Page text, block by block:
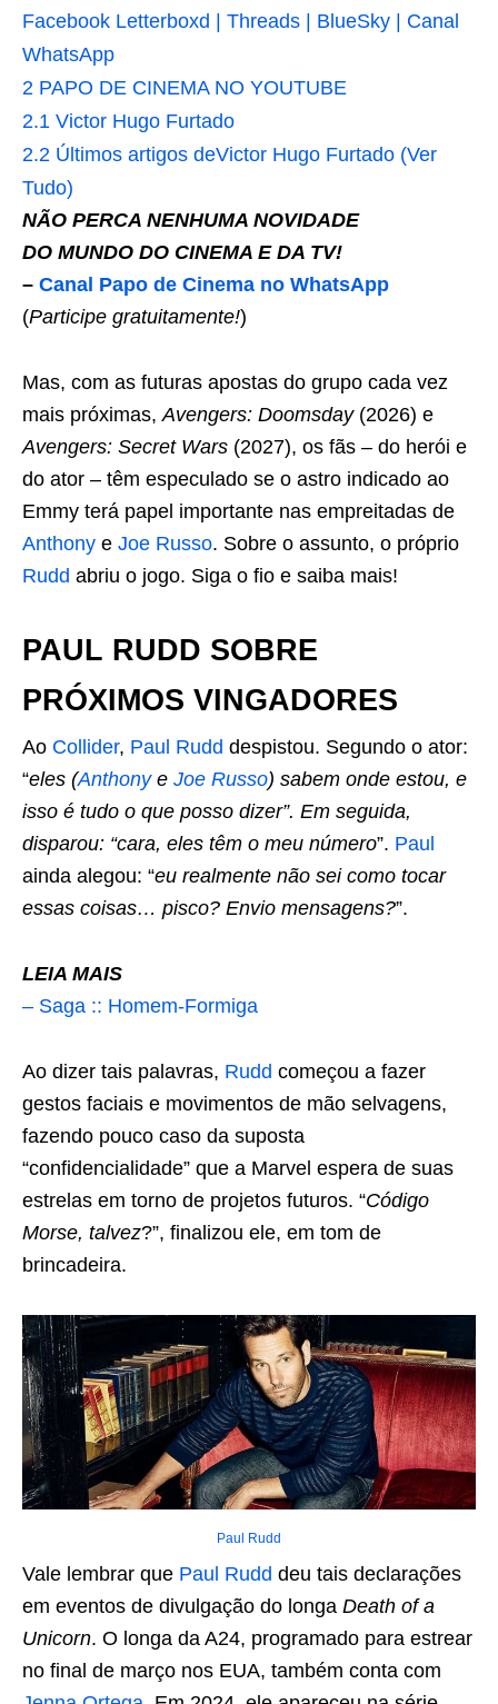
Facebook Letterboxd | Threads | BlueSky | Canal
WhatsApp
2 PAPO DE CINEMA NO YOUTUBE
2.1 Victor Hugo Furtado
2.2 Últimos artigos deVictor Hugo Furtado (Ver
Tudo)
NÃO PERCA NENHUMA NOVIDADE
DO MUNDO DO CINEMA E DA TV!
– Canal Papo de Cinema no WhatsApp
(Participe gratuitamente!)
Mas, com as futuras apostas do grupo cada vez
mais próximas,Avengers: Doomsday(2026) e
Avengers: Secret Wars (2027), os fãs – do herói e
do ator – têm especulado se o astro indicado ao
Emmy terá papel importante nas empreitadas de
Anthony e Joe Russo. Sobre o assunto, o próprio
Rudd abriu o jogo. Siga o fio e saiba mais!
PAUL RUDD SOBRE
PRÓXIMOS VINGADORES
Ao Collider, Paul Rudd despistou. Segundo o ator:
“eles (Anthonye Joe Russo) sabem onde estou, e
isso é tudo o que posso dizer”. Em seguida,
disparou: “cara, eles têm o meu número”. Paul
ainda alegou: “eu realmente não sei como tocar
essas coisas… pisco? Envio mensagens?”.
LEIA MAIS
– Saga :: Homem-Formiga
Ao dizer tais palavras, Rudd começou a fazer
gestos faciais e movimentos de mão selvagens,
fazendo pouco caso da suposta
“confidencialidade” que a Marvel espera de suas
estrelas em torno de projetos futuros. “Código
Morse, talvez?”, finalizou ele, em tom de
brincadeira.
Paul Rudd
Vale lembrar que Paul Rudd deu tais declarações
em eventos de divulgação do longa Death of a
Unicorn. O longa da A24, programado para estrear
no final de março nos EUA, também conta com